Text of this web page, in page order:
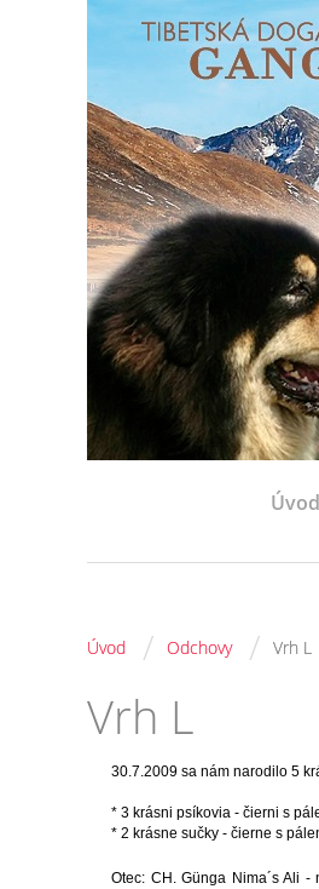
Úvod
Úvod / Odchovy / Vrh L
Vrh L
30.7.2009 sa nám narodilo 5
* 3 krásni psíkovia - čierni s
* 2 krásne sučky - čierne s
Otec: CH. Günga Nima´s Ali -